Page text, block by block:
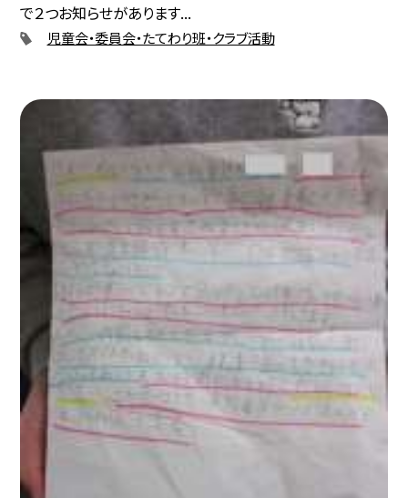
で２つお知らせがあります...
児童会・委員会・たてわり班・クラブ活動